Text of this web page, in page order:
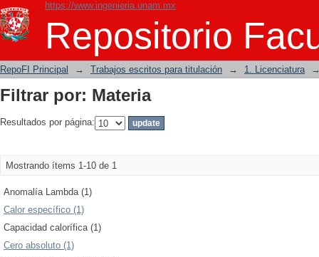
https://www.ingenieria.unam.mx
Repositorio
Filtrar por: Materia
RepoFI Principal → Trabajos escritos para titulación → 1. Licenciatura
Filtrar por: Materia
Resultados por página:
Mostrando ítems 1-10 de 1
Anomalía Lambda (1)
Calor específico (1)
Capacidad calorífica (1)
Cero absoluto (1)